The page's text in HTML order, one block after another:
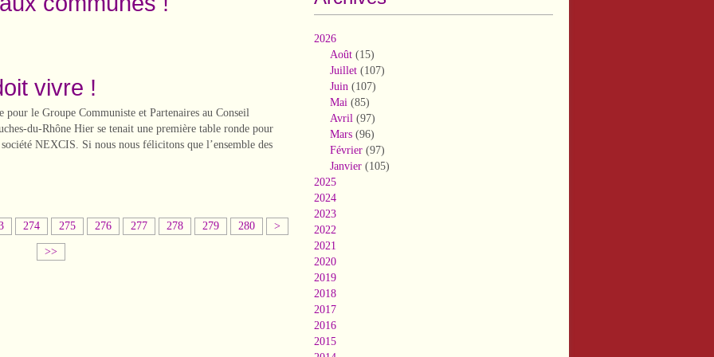
vivre !
pour le Groupe Communiste et Partenaires au Conseil
du-Rhône Hier se tenait une première table ronde pour
NEXCIS. Si nous nous félicitons que l’ensemble des
274 275 276 277 278 279 280
2
>
>>
2026
Août (15)
Juillet (107)
Juin (107)
Mai (85)
Avril (97)
Mars (96)
Février (97)
Janvier (105)
2025
2024
2023
2022
2021
2020
2019
2018
2017
2016
2015